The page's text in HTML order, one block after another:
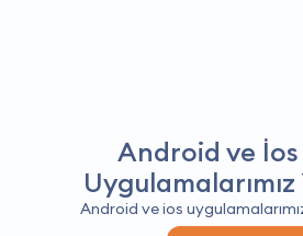
Android ve
Uygulamalarımız
Android ve ios